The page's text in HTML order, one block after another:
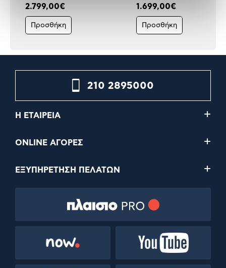
2.799,00€
Προσθήκη
1.699,00€
Προσθήκη
210 2895000
Η ΕΤΑΙΡΕΙΑ
ONLINE ΑΓΟΡΕΣ
ΕΞΥΠΗΡΕΤΗΣΗ ΠΕΛΑΤΩΝ